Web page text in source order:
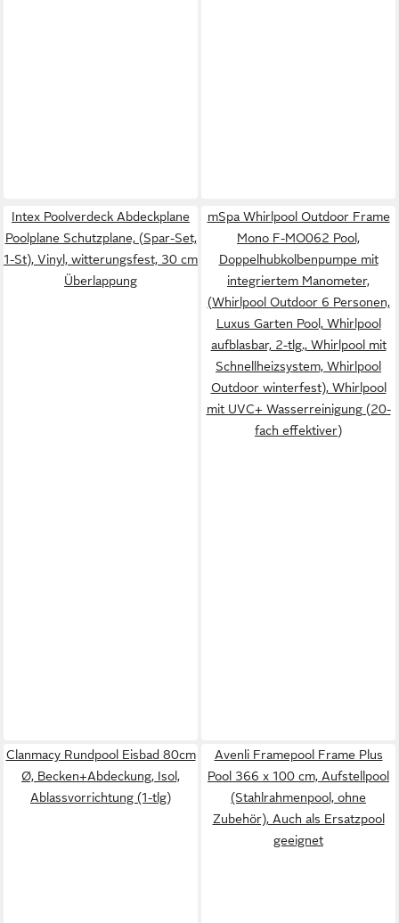
Intex Poolverdeck Abdeckplane
Poolplane Schutzplane, (Spar-Set,
1-St), Vinyl, witterungsfest, 30 cm
Überlappung
mSpa Whirlpool Outdoor Frame
Mono F-MO062 Pool,
Doppelhubkolbenpumpe mit
integriertem Manometer,
(Whirlpool Outdoor 6 Personen,
Luxus Garten Pool, Whirlpool
aufblasbar, 2-tlg., Whirlpool mit
Schnellheizsystem, Whirlpool
Outdoor winterfest), Whirlpool
mit UVC+ Wasserreinigung (20-
fach effektiver)
Clanmacy Rundpool Eisbad 80cm
Ø, Becken+Abdeckung, Isol,
Ablassvorrichtung (1-tlg)
Avenli Framepool Frame Plus
Pool 366 x 100 cm, Aufstellpool
(Stahlrahmenpool, ohne
Zubehör), Auch als Ersatzpool
geeignet